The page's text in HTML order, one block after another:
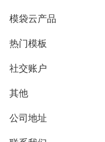
模袋云产品
别墅设计营销
模型协同展示分享
别墅社区
热门模板
欧式别墅
中式别墅
社交账户
B站
抖音
微信公众号
其他
用户服务协议
隐私政策
公司地址